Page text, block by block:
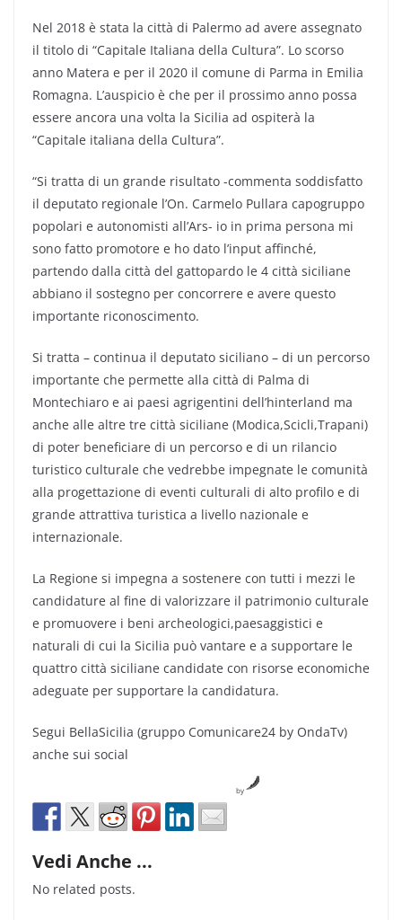
Nel 2018 è stata la città di Palermo ad avere assegnato
il titolo di “Capitale Italiana della Cultura”. Lo scorso
anno Matera e per il 2020 il comune di Parma in Emilia
Romagna. L’auspicio è che per il prossimo anno possa
essere ancora una volta la Sicilia ad ospiterà la
“Capitale italiana della Cultura”.
“Si tratta di un grande risultato -commenta soddisfatto
il deputato regionale l’On. Carmelo Pullara capogruppo
popolari e autonomisti all’Ars- io in prima persona mi
sono fatto promotore e ho dato l’input affinché,
partendo dalla città del gattopardo le 4 città siciliane
abbiano il sostegno per concorrere e avere questo
importante riconoscimento.
Si tratta – continua il deputato siciliano – di un percorso
importante che permette alla città di Palma di
Montechiaro e ai paesi agrigentini dell’hinterland ma
anche alle altre tre città siciliane (Modica,Scicli,Trapani)
di poter beneficiare di un percorso e di un rilancio
turistico culturale che vedrebbe impegnate le comunità
alla progettazione di eventi culturali di alto profilo e di
grande attrattiva turistica a livello nazionale e
internazionale.
La Regione si impegna a sostenere con tutti i mezzi le
candidature al fine di valorizzare il patrimonio culturale
e promuovere i beni archeologici,paesaggistici e
naturali di cui la Sicilia può vantare e a supportare le
quattro città siciliane candidate con risorse economiche
adeguate per supportare la candidatura.
Segui BellaSicilia (gruppo Comunicare24 by OndaTv)
anche sui social
by
Vedi Anche ...
No related posts.